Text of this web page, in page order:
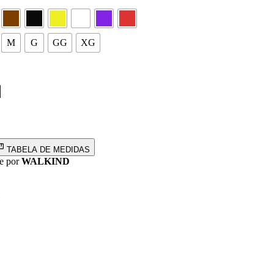
M G GG XG
TABELA DE MEDIDAS
porWALKIND